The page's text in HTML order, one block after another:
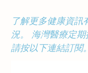
了解更多健康資
況。
海灣醫療定期
請按以下連結訂閱。